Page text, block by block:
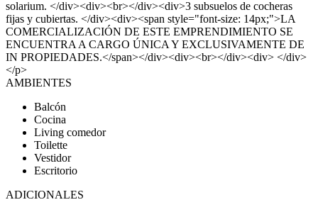
solarium. </div><div><br></div><div>3 subsuelos de cocheras
fijas y cubiertas. </div><div><span style="font-size: 14px;">LA
COMERCIALIZACIÓN DE ESTE EMPRENDIMIENTO SE
ENCUENTRA A CARGO ÚNICA Y EXCLUSIVAMENTE DE
IN PROPIEDADES.</span></div><div><br></div><div> </div>
</p>
AMBIENTES
Balcón
Cocina
Living comedor
Toilette
Vestidor
Escritorio
ADICIONALES